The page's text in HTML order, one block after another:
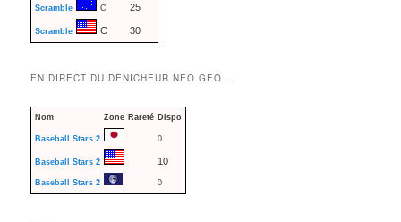
Scramble C 25
Scramble C 30
EN DIRECT DU DÉNICHEUR NEO GEO…
Nom Zone Rareté Dispo
Baseball Stars 2 0
Baseball Stars 2 10
Baseball Stars 2 0